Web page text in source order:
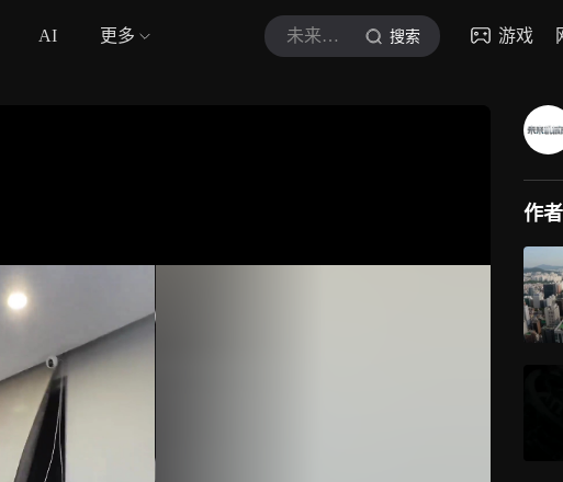
AI 更多 未来机械志 搜索 游戏
作